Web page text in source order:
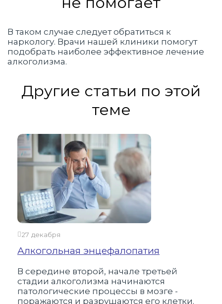
В таком случае следует обратиться к
наркологу. Врачи нашей клиники помогут
подобрать наиболее эффективное лечение
алкоголизма.
Другие статьи по этой
теме
27 декабря
Алкогольная энцефалопатия
В середине второй, начале третьей
стадии алкоголизма начинаются
патологические процессы в мозге -
поражаются и разрушаются его клетки.